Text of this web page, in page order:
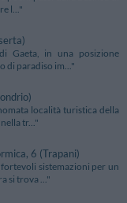
l..."
Gaeta, in una posizione
di paradiso im..."
località turistica della
tr..."
6 (Trapani)
sistemazioni per un
si trova ..."